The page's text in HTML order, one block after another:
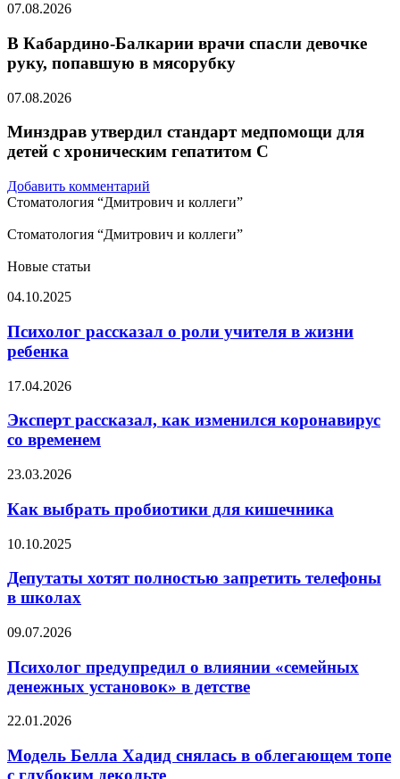
07.08.2026
В Кабардино-Балкарии врачи спасли девочке
руку, попавшую в мясорубку
07.08.2026
Минздрав утвердил стандарт медпомощи для
детей с хроническим гепатитом С
Добавить комментарий
Стоматология “Дмитрович и коллеги”
Стоматология “Дмитрович и коллеги”
Новые статьи
Психолог
о
роли
учителя
жизни
04.10.2025
Психолог рассказал о роли учителя в жизни
ребенка
Эксперт
как
изменился
коронавирус
временем
17.04.2026
Эксперт рассказал, как изменился коронавирус
со временем
Как
пробиотики
для
кишечника
23.03.2026
Как выбрать пробиотики для кишечника
Депутаты
полностью
запретить
телефоны
школах
10.10.2025
Депутаты хотят полностью запретить телефоны
в школах
Психолог
о
влиянии
«семейных
установок»
детстве
09.07.2026
Психолог предупредил о влиянии «семейных
денежных установок» в детстве
Модель
Хадид
снялась
22.01.2026
Модель Белла Хадид снялась в облегающем топе
с глубоким декольте